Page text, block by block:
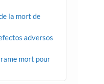
la mort de
adversos
mort pour